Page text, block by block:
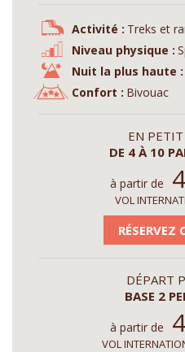
Activité : Treks et
Niveau physique :
Nuit la plus haute :
Confort : Bivouac
EN
DE 4 À 10
à partir de
VOL
RÉSERVEZ
DÉPART
BASE 2
à partir de
VOL